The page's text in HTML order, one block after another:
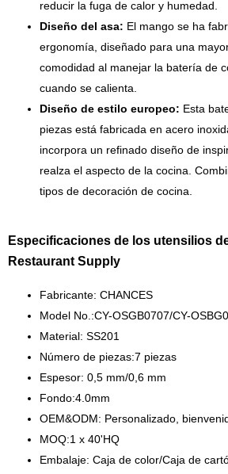
reducir la fuga de calor y humedad.
Diseño del asa: El mango se ha
ergonomía, diseñado para una
comodidad al manejar la batería de
cuando se calienta.
Diseño de estilo europeo: Esta
piezas está fabricada en acero
incorpora un refinado diseño de
realza el aspecto de la cocina.
tipos de decoración de cocina.
Especificaciones de los utensilios
Restaurant Supply
Fabricante: CHANCES
Model No.:CY-OSGB0707/CY-
Material: SS201
Número de piezas:7 piezas
Espesor: 0,5 mm/0,6 mm
Fondo:4.0mm
OEM&ODM: Personalizado,
MOQ:1 x 40'HQ
Embalaje: Caja de color/Caja de